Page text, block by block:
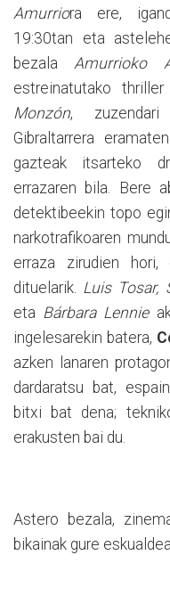
Amurriora ere,
19:30tan eta
bezalaAmurrioko
estreinatutako
Monzón, zuzendari
Gibraltarrera
gazteak itsarteko
errazaren bila. Bere
detektibeekin topo
narkotrafikoaren
erraza zirudien hori,
dituelarik. Luis Tosar,
eta Bárbara Lennie
ingelesarekin batera,
azken lanaren
dardaratsu bat,
bitxi bat dena;
erakusten bai du.
Astero bezala,
bikainak gure